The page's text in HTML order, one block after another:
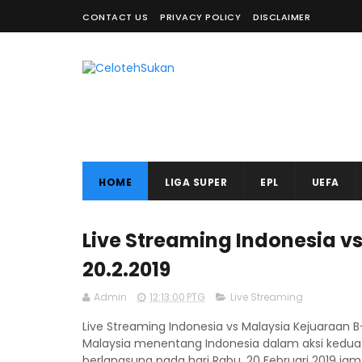
CONTACT US PRIVACY POLICY DISCLAIMER
HOME LIGA SUPER EPL UEFA
Live Streaming Indonesia
20.2.2019
Admin 12:13:00 PTG Live Streaming
Live Streaming Indonesia vs Malaysia Kejuaraan
Malaysia menentang Indonesia dalam aksi kedua